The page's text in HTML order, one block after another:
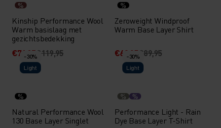
%
Kinship Performance Wool
Warm basislaag met
gezichtsbedekking
€71,95€119,95
%
Zeroweight Windproof
Warm Base Layer Shirt
€62,95€89,95
-30%
Light
%
Natural Performance Wool
130 Base Layer Singlet
-30%
Light
% %
Performance Light - Rain
Dye Base Layer T-Shirt